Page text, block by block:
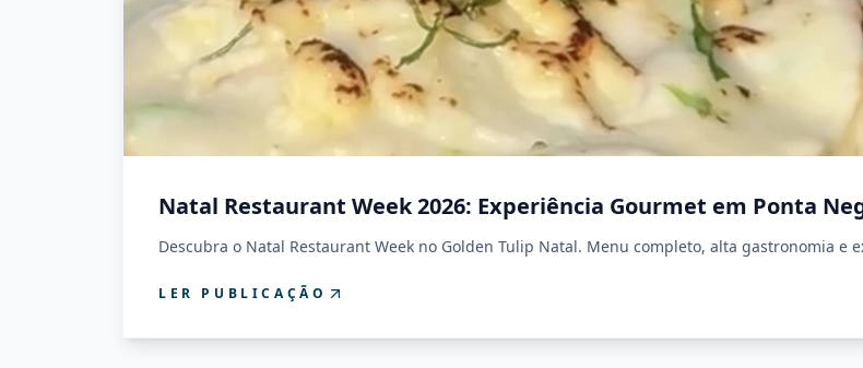
Natal Restaurant Week 2026: Experiência Gourmet em Ponta
Descubra o Natal Restaurant Week no Golden Tulip Natal. Menu completo, alta gastronomia e
LER PUBLICAÇÃO